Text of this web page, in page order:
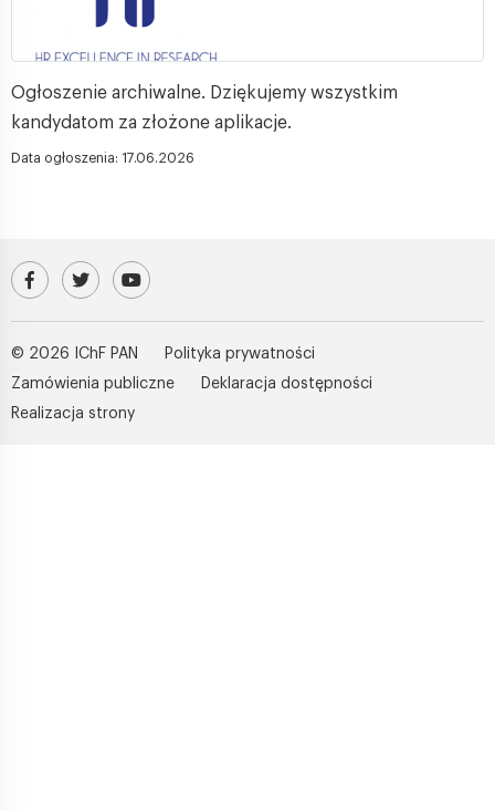
Ogłoszenie archiwalne. Dziękujemy wszystkim
kandydatom za złożone aplikacje.
Data ogłoszenia: 17.06.2026
Odwiedź nasz profil na Facebooku
Profil IChF PAN na platformie X (Twitter)
Kanał IChF PAN w serwisie YouTube
© 2026 IChF PAN
Polityka prywatności
Zamówienia publiczne
Deklaracja dostępności
Realizacja strony